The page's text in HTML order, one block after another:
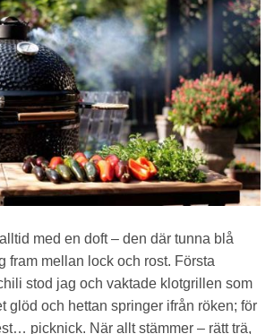
med en doft – den där tunna blå
fram mellan lock och rost. Första
stod jag och vaktade klotgrillen som
glöd och hettan springer ifrån röken; för
picknick. När allt stämmer – rätt trä,